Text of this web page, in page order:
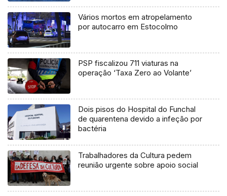
Vários mortos em atropelamento
por autocarro em Estocolmo
PSP fiscalizou 711 viaturas na
operação ‘Taxa Zero ao Volante’
Dois pisos do Hospital do Funchal
de quarentena devido a infeção por
bactéria
Trabalhadores da Cultura pedem
reunião urgente sobre apoio social